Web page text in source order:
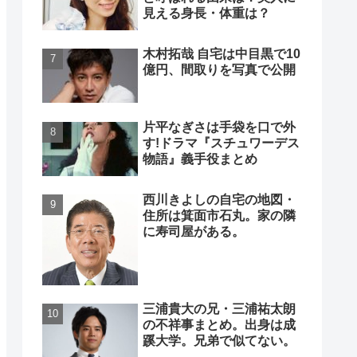
見える身長・体重は？
木村拓哉 自宅は中目黒で10
億円、間取りを写真で公開
片平なぎさは手袋を口で外
す!ドラマ『スチュワーデス
物語』義手役まとめ
西川きよしの自宅の地図・
住所は箕面市石丸。家の隣
に寿司屋がある。
三浦貴大の兄・三浦祐太朗
の不祥事まとめ。出身は成
蹊大学。兄弟で似てない。